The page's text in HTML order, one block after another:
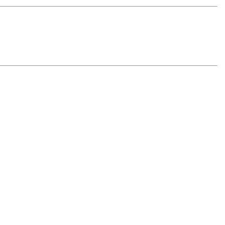
Vipps, Klarna och Google Pay.
debiteras kortet/fakturan.